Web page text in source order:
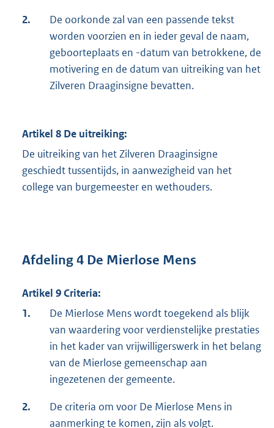
2.
De oorkonde zal van een passende tekst
worden voorzien en in ieder geval de naam,
geboorteplaats en -datum van betrokkene, de
motivering en de datum van uitreiking van het
Zilveren Draaginsigne bevatten.
Artikel 8 De uitreiking:
De uitreiking van het Zilveren Draaginsigne
geschiedt tussentijds, in aanwezigheid van het
college van burgemeester en wethouders.
Afdeling 4 De Mierlose Mens
Artikel 9 Criteria:
1.
De Mierlose Mens wordt toegekend als blijk
van waardering voor verdienstelijke prestaties
in het kader van vrijwilligerswerk in het belang
van de Mierlose gemeenschap aan
ingezetenen der gemeente.
2.
De criteria om voor De Mierlose Mens in
aanmerking te komen, zijn als volgt.